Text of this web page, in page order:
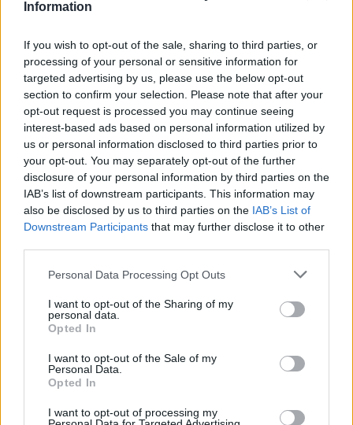
Information
If you wish to opt-out of the sale, sharing to third parties, or
processing of your personal or sensitive information for
targeted advertising by us, please use the below opt-out
section to confirm your selection. Please note that after your
opt-out request is processed you may continue seeing
interest-based ads based on personal information utilized by
us or personal information disclosed to third parties prior to
your opt-out. You may separately opt-out of the further
disclosure of your personal information by third parties on the
IAB’s list of downstream participants. This information may
also be disclosed by us to third parties on the IAB’s List of
Downstream Participants that may further disclose it to other
Personal Data Processing Opt Outs
I want to opt-out of the Sharing of my
personal data.
Opted In
I want to opt-out of the Sale of my
Personal Data.
Opted In
I want to opt-out of processing my
urdhërohen të largohen
Esim for USA|Esim for Italy|Esim for Spain | Esim